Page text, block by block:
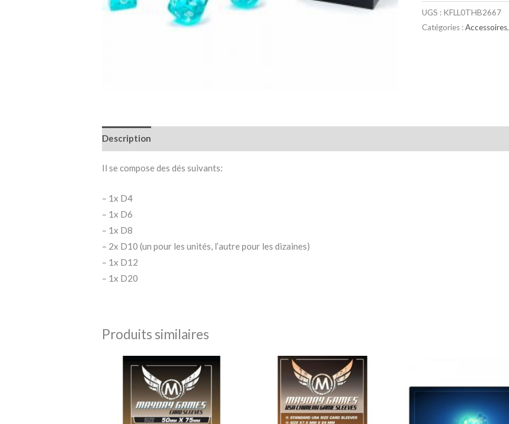
UGS : KFLL0THB2667
Catégories :Accessoires,
Description
Il se compose des dés suivants:
– 1x D4
– 1x D6
– 1x D8
– 2x D10 (un pour les unités, l’autre pour les dizaines)
– 1x D12
– 1x D20
Produits similaires